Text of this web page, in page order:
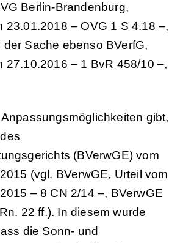
Berlin-Brandenburg,
23.01.2018 – OVG 1 S 4.18 –,
der Sache ebenso BVerfG,
27.10.2016 – 1 BvR 458/10 –,
gibt,
(BVerwGE) vom
(vgl. BVerwGE, Urteil vom
– 8 CN 2/14 –, BVerwGE
22 ff.). In diesem wurde
die Sonn- und